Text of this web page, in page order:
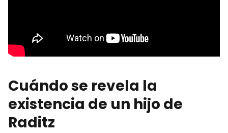
Cuándo se revela la
existencia de un hijo de
Raditz